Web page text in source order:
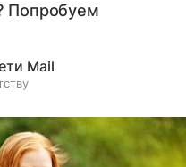
Попробуем
Mail